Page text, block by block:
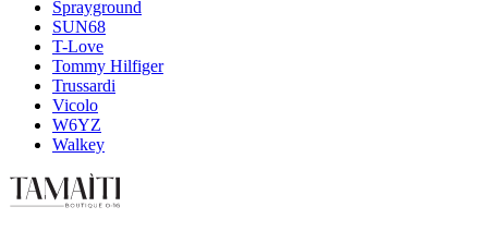
Sprayground
SUN68
T-Love
Tommy Hilfiger
Trussardi
Vicolo
W6YZ
Walkey